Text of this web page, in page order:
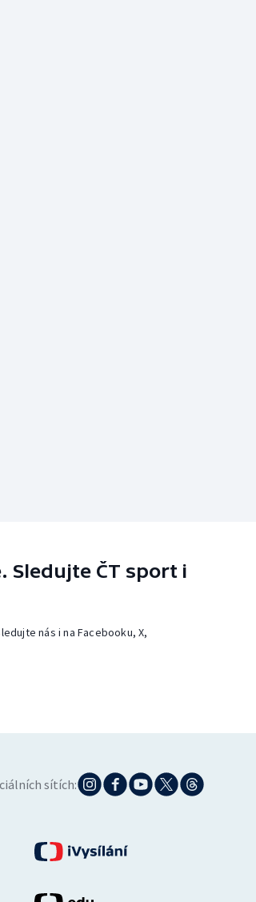
Sledujte ČT sport i
nás i na Facebooku, X,
sítích: